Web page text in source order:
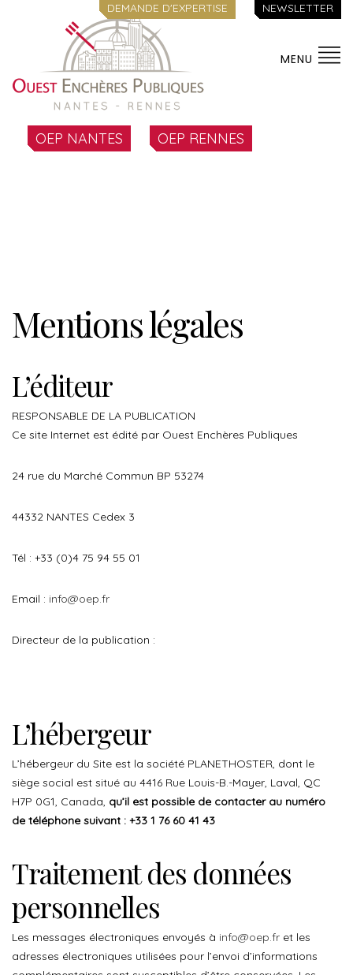
DEMANDE D'EXPERTISE NEWSLETTER
MENU
OEP NANTES OEP RENNES
Mentions légales
L’éditeur
RESPONSABLE DE LA PUBLICATION
Ce site Internet est édité par Ouest Enchères Publiques
24 rue du Marché Commun BP 53274
44332 NANTES Cedex 3
Tél : +33 (0)4 75 94 55 01
Email : info@oep.fr
Directeur de la publication :
L’hébergeur
L’hébergeur du Site est la société PLANETHOSTER, dont le
siège social est situé au 4416 Rue Louis-B.-Mayer, Laval, QC
H7P 0G1, Canada, qu’il est possible de contacter au numéro
de téléphone suivant : +33 1 76 60 41 43
Traitement des données
personnelles
Les messages électroniques envoyés à info@oep.fr et les
adresses électroniques utilisées pour l’envoi d’informations